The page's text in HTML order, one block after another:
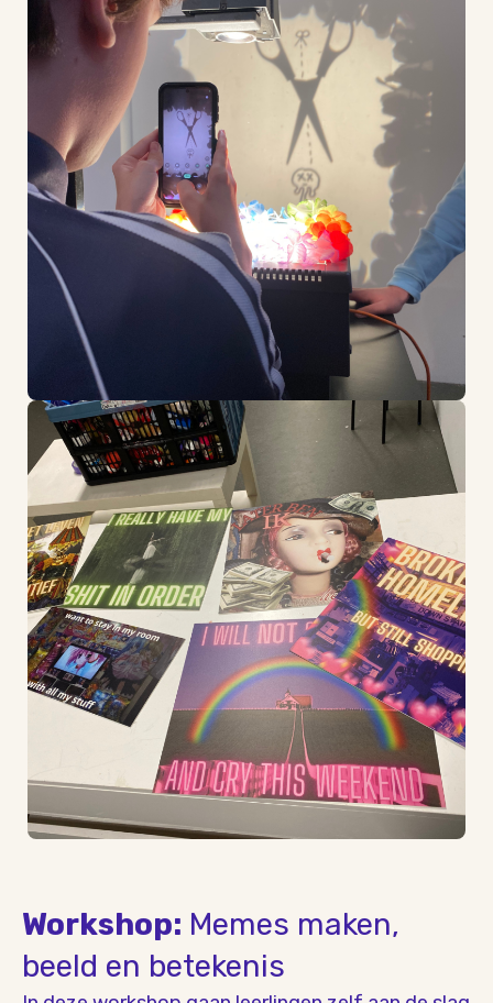
Workshop: Memes maken,
beeld en betekenis